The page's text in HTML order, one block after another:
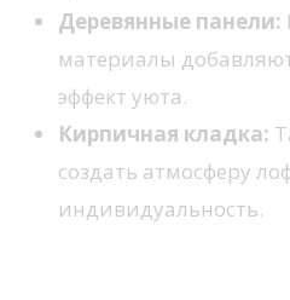
Деревянные панели:
материалы
эффект уюта.
Кирпичная кладка:
создать атмосферу
индивидуальность.